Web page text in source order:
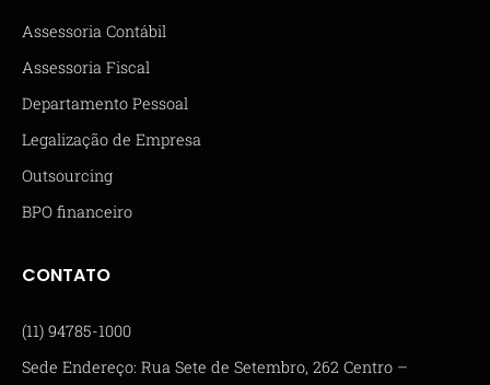
Assessoria Contábil
Assessoria Fiscal
Departamento Pessoal
Legalização de Empresa
Outsourcing
BPO financeiro
CONTATO
(11) 94785-1000
Sede Endereço: Rua Sete de Setembro, 262 Centro –